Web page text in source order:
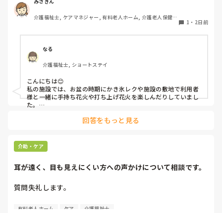
していることがあればぜひシェアよろしくお願いします。
介護福祉士, ケアマネジャー, 有料老人ホーム, 介護老人保健施
1 ・ 2日前
なる
介護福祉士, ショートステイ
こんにちは😊
私の施設では、お盆の時期にかき氷レクや施設の敷地で利用者
様と一緒に手持ち花火や打ち上げ花火を楽しんだりしていまし
た。
利用者様にとっても良い経験にもなりますね！
回答をもっと見る
介助・ケア
耳が遠く、目も見えにくい方への声かけについて相談です。
質問失礼します。
耳が遠く、目もあまり見えていない利用者様への声かけにつ
有料老人ホーム ケア 介護福祉士